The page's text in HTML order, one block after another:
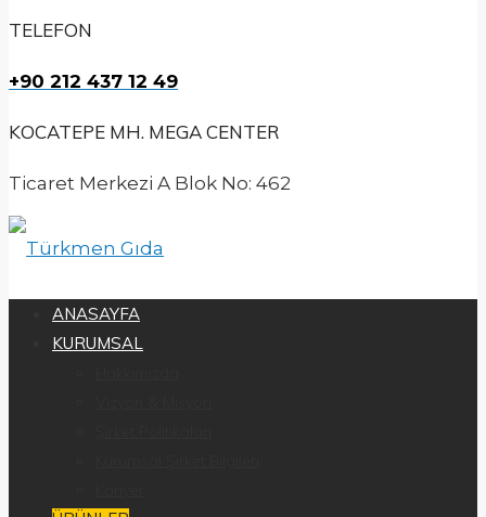
TELEFON
+90 212 437 12 49
KOCATEPE MH. MEGA CENTER
Ticaret Merkezi A Blok No: 462
ANASAYFA
KURUMSAL